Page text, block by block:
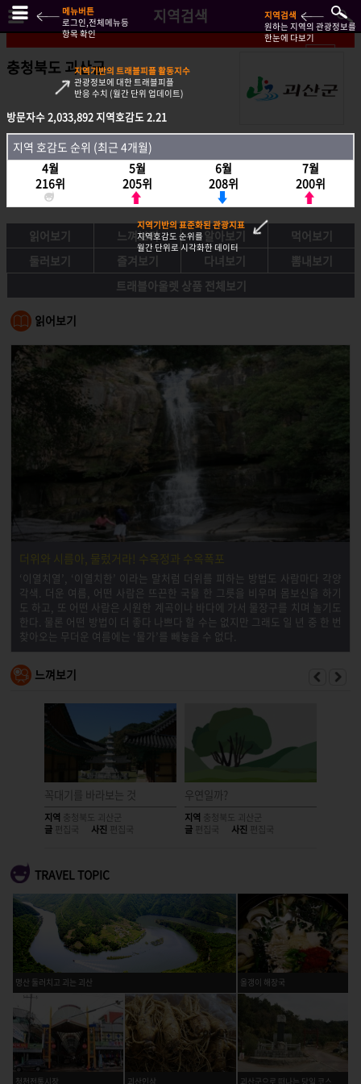
지역검색
충청북도 괴산군
방문자수2,033,892지역호감도 2.21
지역호감도 순위 (최근 4개월)
4월
216위
5월
205위
6월
208위
7월
200위
읽어보기 느껴보기 알아보기
먹어보기
둘러보기
즐겨보기 다녀보기
뽐내보기
트래블아울렛 상품 전체보기
읽어보기
더위와 시름아, 물렀거라! 수옥정과 수옥폭포
‘이열치열’, ‘이열치한’ 이라는 말처럼 더위를 피하는 방법도 사람마다 각양
각색. 더운 여름, 어떤 사람은 뜨끈한 국물 한 그릇을 비우며 몸보신을 하기
도 하고, 또 어떤 사람은 시원한 계곡이나 바다에 가서 물장구를 치며 놀기도
한다. 물론 어떤 방법이 더 좋다 나쁘다 할 수는 없지만 그래도 일 년 중 한 번
찾아오는 무더운 여름에는 ‘물가’를 빼놓을 수 없다.
느껴보기
꼭대기를 바라보는 것
지역 충청북도 괴산군
글 편집국 사진 편집국
우연일까?
지역 충청북도 괴산군
글 편집국 사진 편집국
TRAVEL TOPIC
명산 둘러치고 괴는 괴산 올갱이 해장국
방문자수2,033,892지역호감도 2.21
지역 호감도 순위 (최근 4개월)
4월
216위
5월
205위
6월
208위
7월
200위
메뉴버튼
로그인,전체메뉴등
항목 확인
지역검색
원하는 지역의 관광정보를
한눈에 다보기
지역기반의 트래블피플 활동지수
관광정보에 대한 트래블피플
반응 수치 (월간 단위 업데이트)
지역기반의 표준화된 관광지표
지역호감도 순위를
월간 단위로 시각화한 데이터